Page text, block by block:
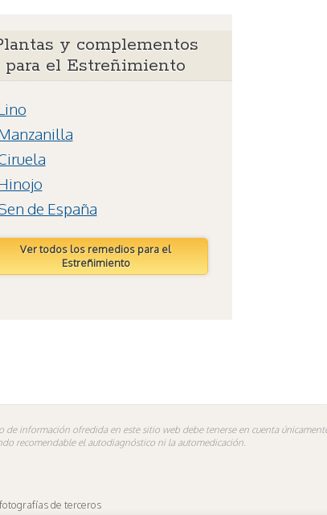
y complementos
para el Estreñimiento
de España
Ver todos los remedios para el
Estreñimiento
de información ofredida en este sitio web debe tenerse en cuenta
recomendable el autodiagnóstico ni la automedicación.
de terceros